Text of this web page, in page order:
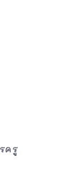
ครู